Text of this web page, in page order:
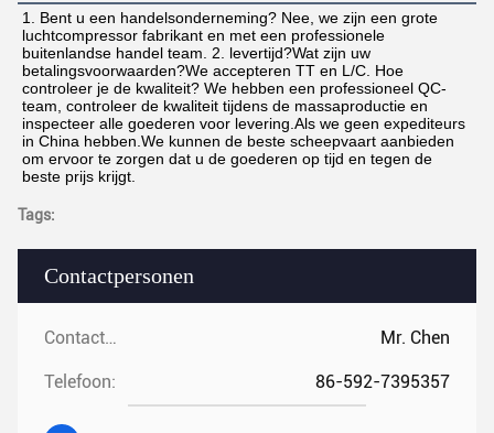
Contactpersonen
Contactpersonen: Mr. Chen
Telefoon: 86-592-7395357
1. Bent u een handelsonderneming? Nee, we zijn een grote
luchtcompressor fabrikant en met een professionele
buitenlandse handel team. 2. levertijd?Wat zijn uw
betalingsvoorwaarden?We accepteren TT en L/C. Hoe
controleer je de kwaliteit? We hebben een professioneel QC-
team, controleer de kwaliteit tijdens de massaproductie en
inspecteer alle goederen voor levering.Als we geen expediteurs
in China hebben.We kunnen de beste scheepvaart aanbieden
om ervoor te zorgen dat u de goederen op tijd en tegen de
beste prijs krijgt.
Tags: